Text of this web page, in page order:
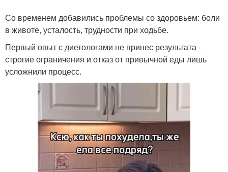
Со временем добавились проблемы со здоровьем: боли
в животе, усталость, трудности при ходьбе.
Первый опыт с диетологами не принес результата -
строгие ограничения и отказ от привычной еды лишь
усложнили процесс.